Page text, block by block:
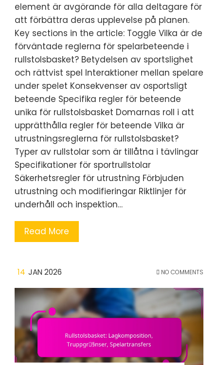
element är avgörande för alla deltagare för
att förbättra deras upplevelse på planen.
Key sections in the article: Toggle Vilka är de
förväntade reglerna för spelarbeteende i
rullstolsbasket? Betydelsen av sportslighet
och rättvist spel Interaktioner mellan spelare
under spelet Konsekvenser av osportsligt
beteende Specifika regler för beteende
unika för rullstolsbasket Domarnas roll i att
upprätthålla regler för beteende Vilka är
utrustningsreglerna för rullstolsbasket?
Typer av rullstolar som är tillåtna i tävlingar
Specifikationer för sportrullstolar
Säkerhetsregler för utrustning Förbjuden
utrustning och modifieringar Riktlinjer för
underhåll och inspektion…
Read More
14 JAN 2026 NO COMMENTS